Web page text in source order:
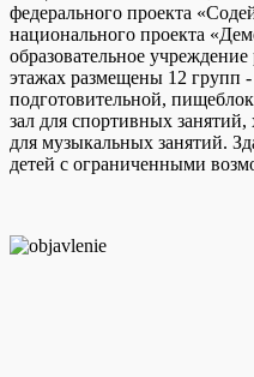
федерального проекта
национального проекта
образовательное
этажах размещены 12 групп -
подготовительной,
зал для спортивных
для музыкальных занятий.
детей с ограниченными